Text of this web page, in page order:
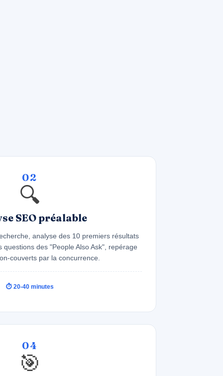
02
🔍
SEO préalable
analyse des 10 premiers résultats
questions des "People Also Ask", repérage
couverts par la concurrence.
⏱ 20-40 minutes
04
🎯